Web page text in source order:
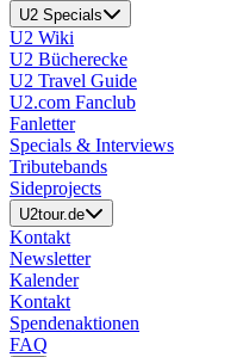
U2 Specials
U2 Wiki
U2 Bücherecke
U2 Travel Guide
U2.com Fanclub
Fanletter
Specials & Interviews
Tributebands
Sideprojects
U2tour.de
Kontakt
Newsletter
Kalender
Kontakt
Spendenaktionen
FAQ